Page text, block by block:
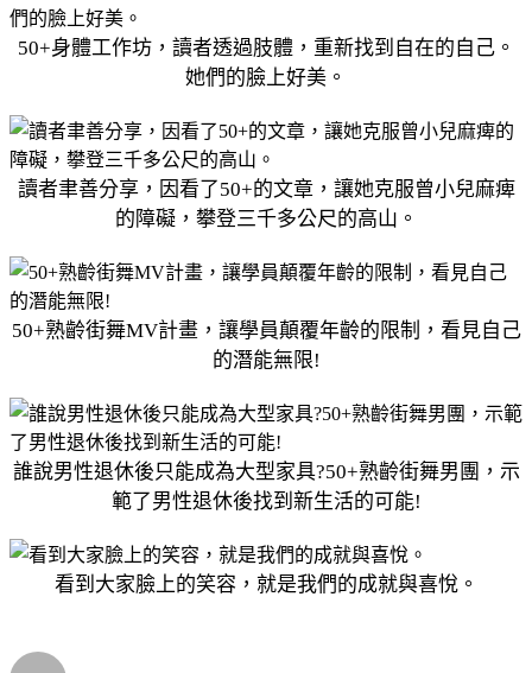
50+身體工作坊，讀者透過肢體，重新找到自在的自己。
她們的臉上好美。
讀者聿善分享，因看了50+的文章，讓她克服曾小兒麻痺
的障礙，攀登三千多公尺的高山。
50+熟齡街舞MV計畫，讓學員顛覆年齡的限制，看見自己
的潛能無限!
誰說男性退休後只能成為大型家具?50+熟齡街舞男團，示
範了男性退休後找到新生活的可能!
看到大家臉上的笑容，就是我們的成就與喜悅。